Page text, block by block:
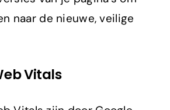
naar de nieuwe, veilige
Vitals